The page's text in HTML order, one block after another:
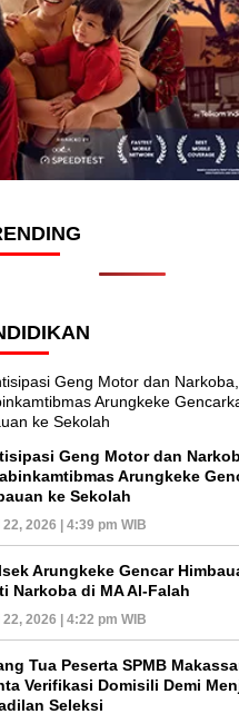
Geng Motor dan
Arungkeke
ke Sekolah
2026 | 4:39 pm WIB
Arungkeke Gencar
Narkoba di MA Al-Falah
2026 | 4:22 pm WIB
Tua Peserta SPMB
Verifikasi Domisili Demi
Seleksi